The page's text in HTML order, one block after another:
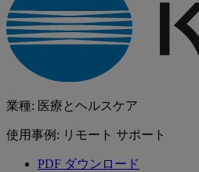
業種: 医療とヘルスケア
使用事例: リモート サポート
PDF ダウンロード